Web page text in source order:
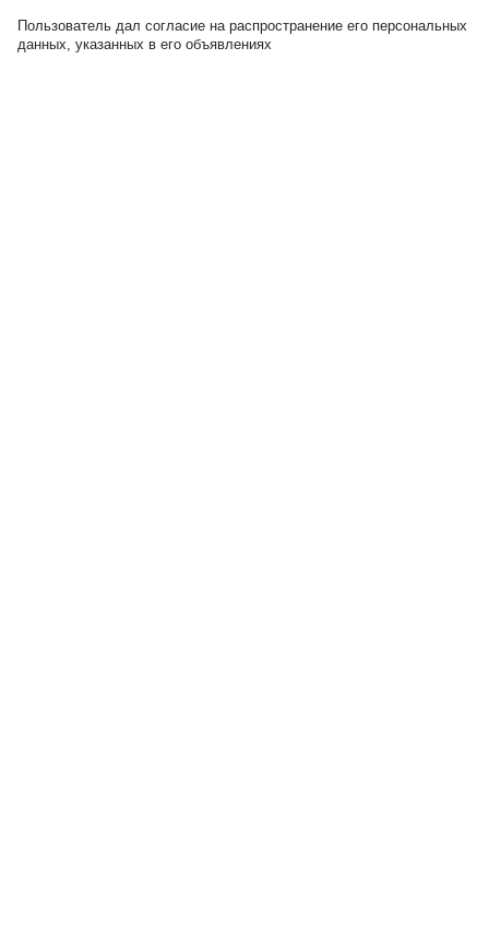
Пользователь дал согласие на распространение его персональных
данных, указанных в его объявлениях